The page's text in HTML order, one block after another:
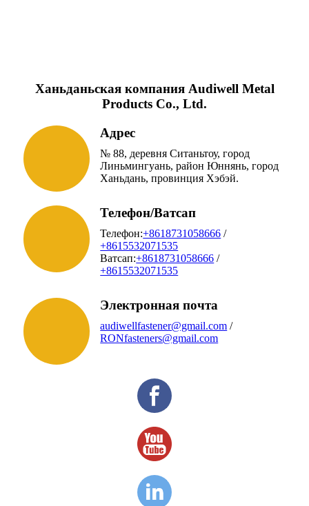
Ханьданьская компания Audiwell Metal
Products Co., Ltd.
Адрес
№ 88, деревня Ситаньтоу, город
Линьмингуань, район Юннянь, город
Ханьдань, провинция Хэбэй.
Телефон/Ватсап
Телефон:+8618731058666 /
+8615532071535
Ватсап:+8618731058666 /
+8615532071535
Электронная почта
audiwellfastener@gmail.com /
RONfasteners@gmail.com